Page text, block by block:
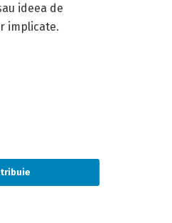
ideea de
implicate.